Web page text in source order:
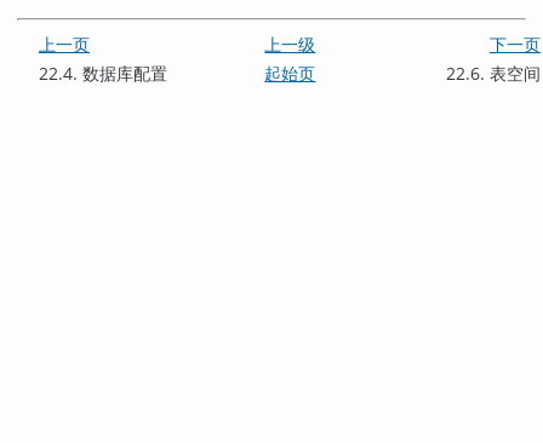
上一页 上一级
下一页
22.4. 数据库配置
起始页 22.6. 表空间